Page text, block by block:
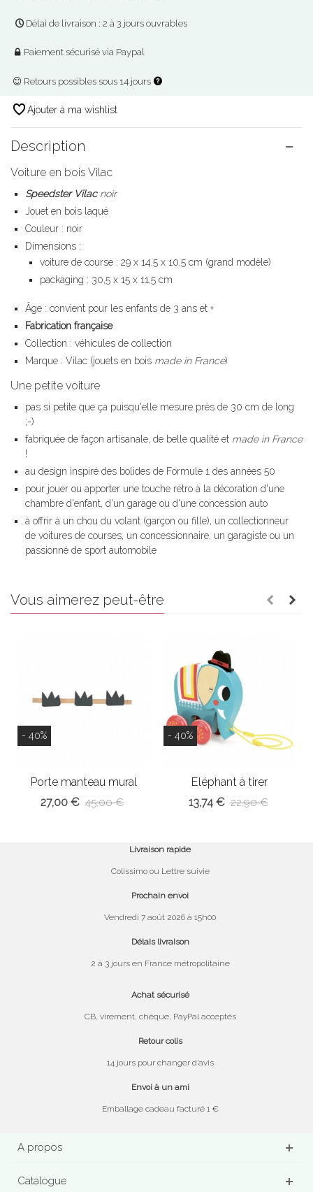
Délai de livraison : 2 à 3 jours ouvrables
Paiement sécurisé via Paypal
Retours possibles sous 14 jours
Ajouter à ma wishlist
Description
Voiture en bois Vilac
Speedster Vilacnoir
Jouet en bois laqué
Couleur : noir
Dimensions :
voiture de course : 29 x 14,5 x 10,5 cm (grand modèle)
packaging : 30,5 x 15 x 11,5 cm
Âge : convient pour les enfants de 3 ans et +
Fabrication française
Collection : véhicules de collection
Marque : Vilac (jouets en bois made in France)
Une petite voiture
pas si petite que ça puisqu'elle mesure près de 30 cm de long
;-)
fabriquée de façon artisanale, de belle qualité et made in France
!
au design inspiré des bolides de Formule 1 des années 50
pour jouer ou apporter une touche rétro à la décoration d'une
chambre d'enfant, d'un garage ou d'une concession auto
à offrir à un chou du volant (garçon ou fille), un collectionneur
de voitures de courses, un concessionnaire, un garagiste ou un
passionné de sport automobile
Vous aimerez peut-être
- 40%
Porte manteau mural
Princesse
27,00 € 45,00 €
- 40%
Eléphant à tirer
13,74 € 22,90 €
Livraison rapide
Colissimo ou Lettre suivie
Prochain envoi
Vendredi 7 août 2026 à 15h00
Délais livraison
2 à 3 jours en France métropolitaine
Achat sécurisé
CB, virement, chèque, PayPal acceptés
Retour colis
14 jours pour changer d’avis
Envoi à un ami
Emballage cadeau facturé 1 €
A propos
Catalogue